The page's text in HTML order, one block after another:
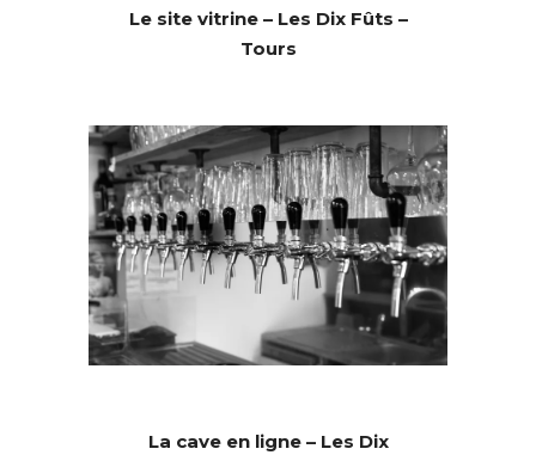
Le site vitrine – Les Dix Fûts –
Tours
La cave en ligne – Les Dix